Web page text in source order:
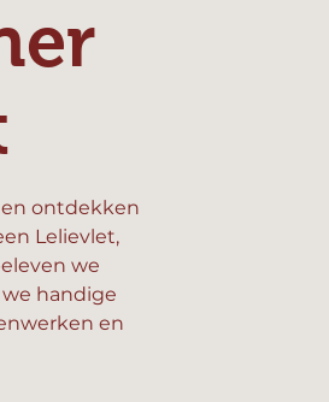
en ontdekken
Lelievlet,
we
handige
en